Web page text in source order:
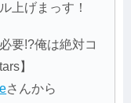
上げまっす！
要!?俺は絶対コ
】
さんから